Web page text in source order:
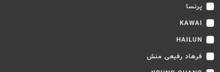
پرنسا
KAWAI
HAILUN
فرهاد رفیعی منش